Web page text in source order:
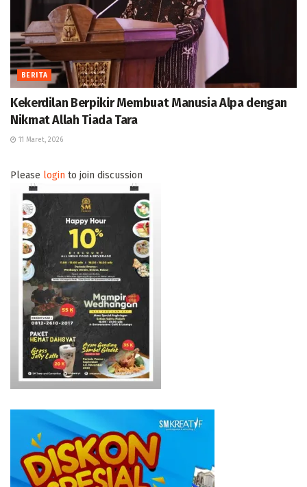
BERITA
Kekerdilan Berpikir Membuat Manusia Alpa dengan
Nikmat Allah Tiada Tara
11 Maret, 2026
Please login to join discussion